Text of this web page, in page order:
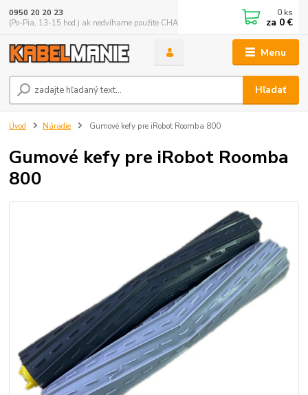
Menu
Hľadať
0950 20 20 23
(Po-Pia, 13-15 hod.) ak nedvíhame použite CHATBOX
0 ks
za 0 €
Úvod Náradie Gumové kefy pre iRobot Roomba 800
Gumové kefy pre iRobot Roomba
800